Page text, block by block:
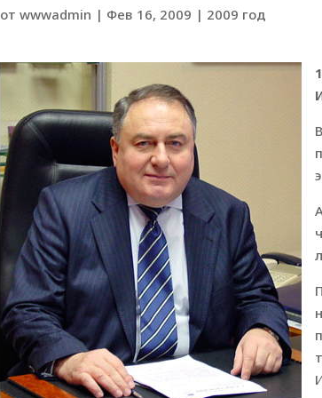
отwwwadmin | Фев 16, 2009 | 2009 год